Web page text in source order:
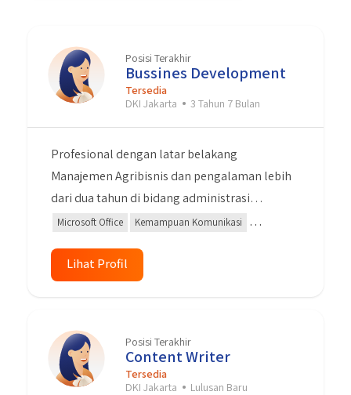
Posisi Terakhir
Bussines Development
Tersedia
DKI Jakarta
3 Tahun 7 Bulan
Profesional dengan latar belakang
Manajemen Agribisnis dan pengalaman lebih
dari dua tahun di bidang administrasi
dokumen pada industri logistik. Terampil
dan multitasking. Memiliki kemampuan
analisis, negosiasi, dan kerjasama tim yang
dan membangun hubungan kerja yang
produktif.
Microsoft Office
Kemampuan Komunikasi
Negosiasi
Manajemen Pemeliharaan
Lihat Profil
Posisi Terakhir
Content Writer
Tersedia
DKI Jakarta
Lulusan Baru